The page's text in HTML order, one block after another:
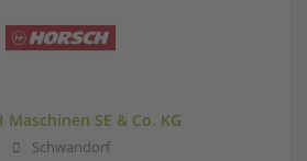
Maschinen SE & Co. KG
Schwandorf